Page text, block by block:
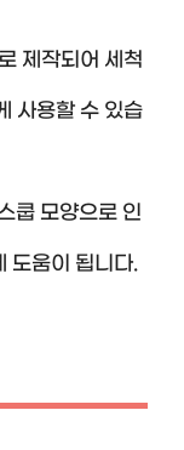
제작되어 세척
사용할 수 있습
쿱 모양으로 인
도움이 됩니다.